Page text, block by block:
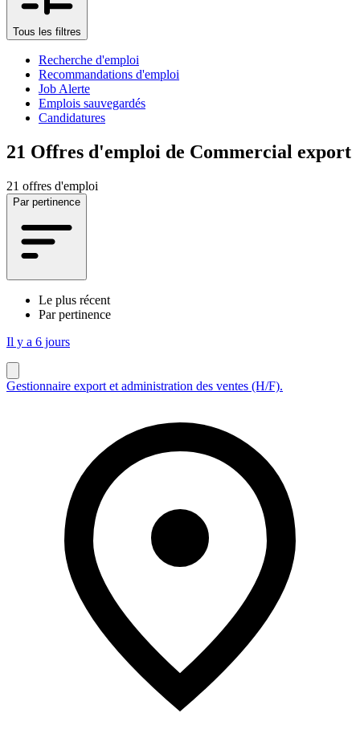
Tous les filtres
Recherche d'emploi
Recommandations d'emploi
Job Alerte
Emplois sauvegardés
Candidatures
21 Offres d'emploi de Commercial export
21 offres d'emploi
Par pertinence
Le plus récent
Par pertinence
Il y a 6 jours
Gestionnaire export et administration des ventes (H/F).